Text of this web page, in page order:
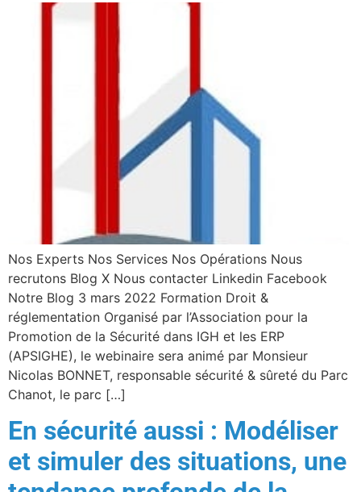
Nos Experts Nos Services Nos Opérations Nous
recrutons Blog X Nous contacter Linkedin Facebook
Notre Blog 3 mars 2022 Formation Droit &
réglementation Organisé par l’Association pour la
Promotion de la Sécurité dans IGH et les ERP
(APSIGHE), le webinaire sera animé par Monsieur
Nicolas BONNET, responsable sécurité & sûreté du Parc
Chanot, le parc […]
En sécurité aussi : Modéliser
et simuler des situations, une